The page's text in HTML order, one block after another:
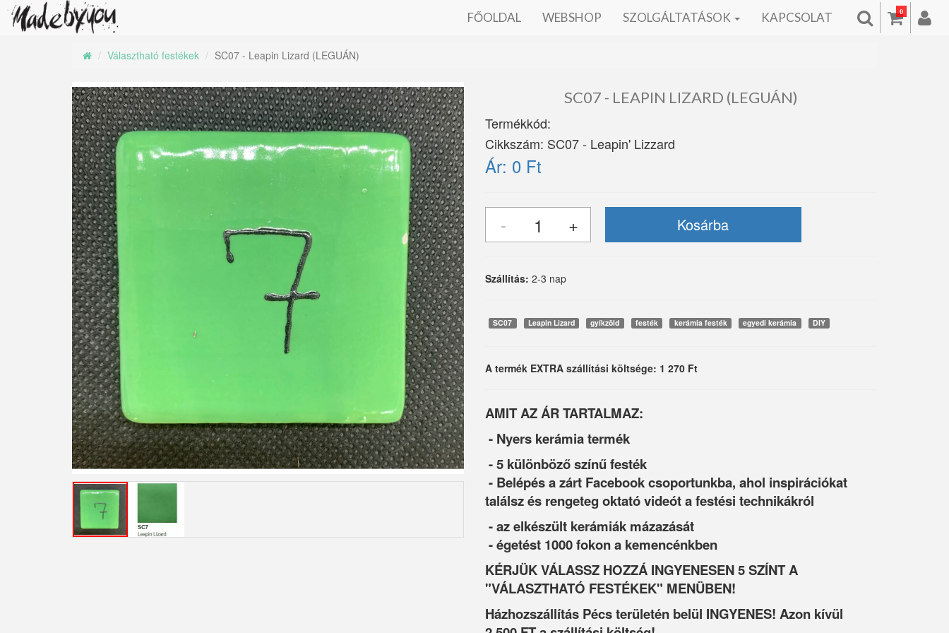
0
FŐOLDAL WEBSHOP SZOLGÁLTATÁSOK KAPCSOLAT
Választható festékek SC07 - Leapin Lizard (LEGUÁN)
SC07 - LEAPIN LIZARD (LEGUÁN)
Termékkód:
Cikkszám: SC07 - Leapin' Lizzard
Ár: 0 Ft
Szállítás: 2-3 nap
SC07 Leapin Lizard gyíkzöld festék kerámia festék egyedi kerámia DIY
A termék EXTRA szállítási költsége: 1 270 Ft
AMIT AZ ÁR TARTALMAZ:
- Nyers kerámia termék
- 5 különböző színű festék
- Belépés a zárt Facebook csoportunkba, ahol inspirációkat
találsz és rengeteg oktató videót a festési technikákról
- az elkészült kerámiák mázazását
- égetést 1000 fokon a kemencénkben
KÉRJÜK VÁLASSZ HOZZÁ INGYENESEN 5 SZÍNT A
"VÁLASZTHATÓ FESTÉKEK" MENÜBEN!
Házhozszállítás Pécs területén belül INGYENES! Azon kívül